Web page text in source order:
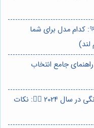
کدام مدل برای شما
جامع انتخاب
⭐️ راهنمای جامع خرید الپتیکال خانگی در سال 2024 🏃‍♀️: نکات